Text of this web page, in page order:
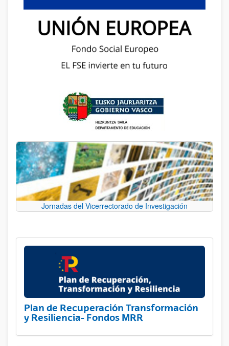
Jornadas del Vicerrectorado de Investigación
Plan de Recuperación Transformación
y Resiliencia- Fondos MRR